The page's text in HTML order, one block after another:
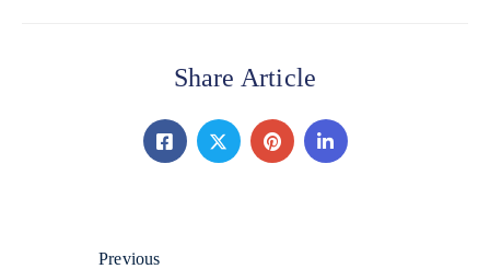
Share Article
Previous